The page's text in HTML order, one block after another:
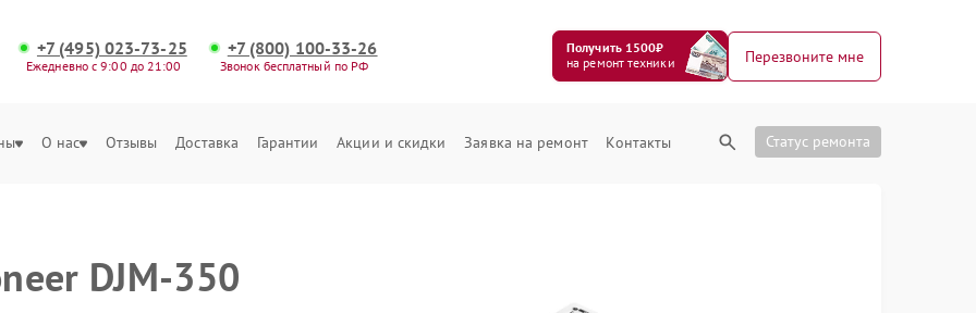
+7 (495) 023-73-25
Ежедневно с 9:00 до 21:00
+7 (800) 100-33-26
Звонок бесплатный по РФ
Получить 1500₽
на ремонт техники
Перезвоните мне
О нас Отзывы Доставка Гарантии Акции и скидки Заявка на ремонт Контакты Статус ремонта
DJM-350